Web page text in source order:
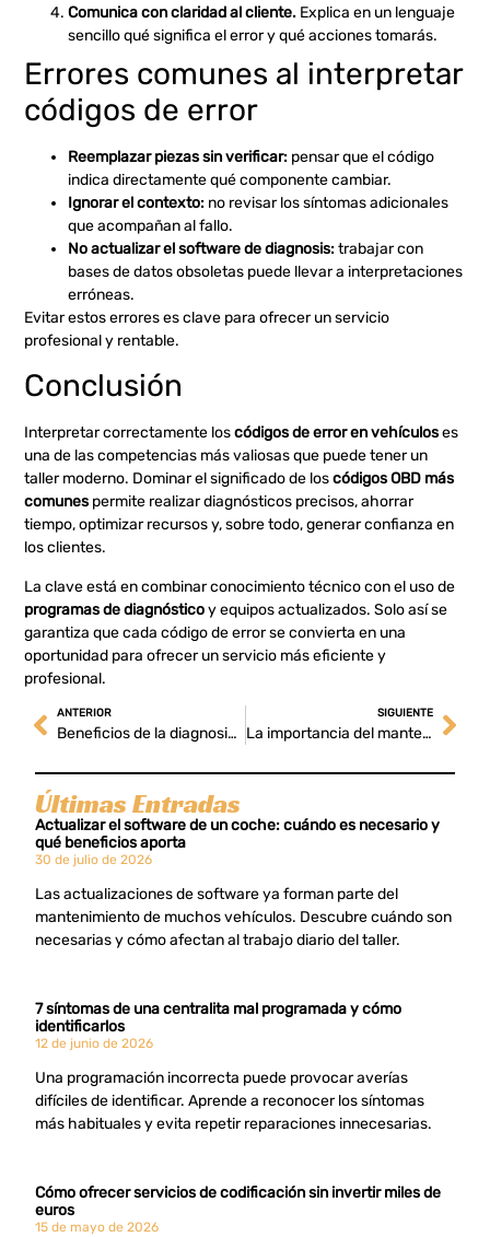
Comunica con claridad al cliente. Explica en un lenguaje
sencillo qué significa el error y qué acciones tomarás.
Errores comunes al interpretar
códigos de error
Reemplazar piezas sin verificar: pensar que el código
indica directamente qué componente cambiar.
Ignorar el contexto: no revisar los síntomas adicionales
que acompañan al fallo.
No actualizar el software de diagnosis:trabajar con
bases de datos obsoletas puede llevar a interpretaciones
erróneas.
Evitar estos errores es clave para ofrecer un servicio
profesional y rentable.
Conclusión
Interpretar correctamente loscódigos de error en vehículoses
una de las competencias más valiosas que puede tener un
taller moderno. Dominar el significado de loscódigos OBD más
comunes permite realizar diagnósticos precisos, ahorrar
tiempo, optimizar recursos y, sobre todo, generar confianza en
los clientes.
La clave está en combinar conocimiento técnico con el uso de
programas de diagnósticoy equipos actualizados. Solo así se
garantiza que cada código de error se convierta en una
oportunidad para ofrecer un servicio más eficiente y
profesional.
ANTERIOR
Beneficios de la diagnosis remota de vehículos para talleres modernos
SIGUIENTE
La importancia del mantenimiento preventivo basado en diagnosis
Últimas Entradas
Actualizar el software de un coche: cuándo es necesario y
qué beneficios aporta
30 de julio de 2026
Las actualizaciones de software ya forman parte del
mantenimiento de muchos vehículos. Descubre cuándo son
necesarias y cómo afectan al trabajo diario del taller.
7 síntomas de una centralita mal programada y cómo
identificarlos
12 de junio de 2026
Una programación incorrecta puede provocar averías
difíciles de identificar. Aprende a reconocer los síntomas
más habituales y evita repetir reparaciones innecesarias.
Cómo ofrecer servicios de codificación sin invertir miles de
euros
15 de mayo de 2026